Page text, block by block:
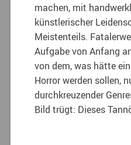
machen, mit
künstlerischer
Meistenteils.
Aufgabe von Anfang
von dem, was hätte
Horror werden sollen,
durchkreuzender
Bild trügt: Dieses